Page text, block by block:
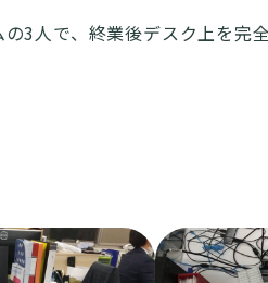
3人で、終業後デスク上を